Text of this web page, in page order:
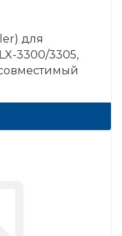
для
3300/3305,